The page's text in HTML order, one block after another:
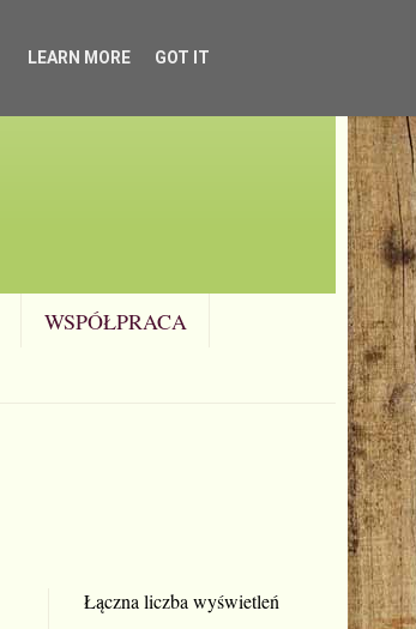
WSPÓŁPRACA
Łączna liczba wyświetleń
LEARN MORE GOT IT